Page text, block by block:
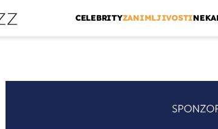
CELEBRITYZANIMLJIVOSTI